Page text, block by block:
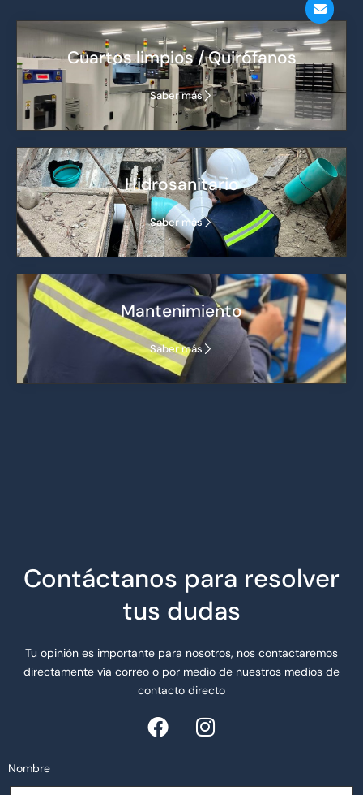
Cuartos limpios / Quirófanos
Saber más
Hidrosanitario
Saber más
Mantenimiento
Saber más
Contáctanos para resolver
tus dudas
Tu opinión es importante para nosotros, nos contactaremos
directamente vía correo o por medio de nuestros medios de
contacto directo
Nombre